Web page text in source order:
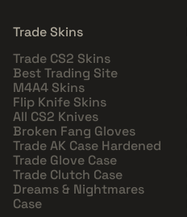
Trade Skins
Trade CS2 Skins
Best Trading Site
M4A4 Skins
Flip Knife Skins
All CS2 Knives
Broken Fang Gloves
Trade AK Case Hardened
Trade Glove Case
Trade Clutch Case
Dreams & Nightmares
Case